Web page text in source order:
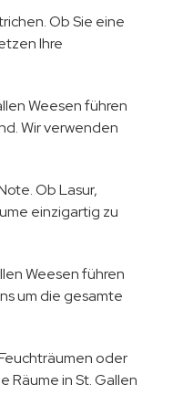
Ob Sie eine
Ihre
Weesen führen
Wir verwenden
Ob Lasur,
einzigartig zu
Weesen führen
um die gesamte
oder
Räume in St. Gallen